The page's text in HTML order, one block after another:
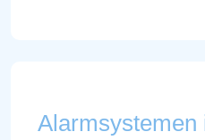
Alarmsystemen